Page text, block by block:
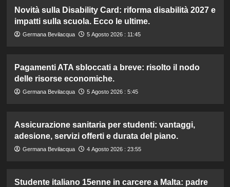
Novità sulla Disability Card: riforma disabilità 2027 e
impatti sulla scuola. Ecco le ultime.
Germana Bevilacqua 5 Agosto 2026 : 11:45
Pagamenti ATA sbloccati a breve: risolto il nodo
delle risorse economiche.
Germana Bevilacqua 5 Agosto 2026 : 5:45
Assicurazione sanitaria per studenti: vantaggi,
adesione, servizi offerti e durata del piano.
Germana Bevilacqua 4 Agosto 2026 : 23:55
Studente italiano 15enne in carcere a Malta: padre